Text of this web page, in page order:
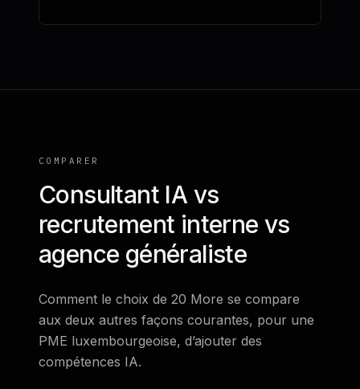
COMPARER
Consultant IA vs
recrutement interne vs
agence généraliste
Comment le choix de 20 More se compare
aux deux autres façons courantes, pour une
PME luxembourgeoise, d’ajouter des
compétences IA.